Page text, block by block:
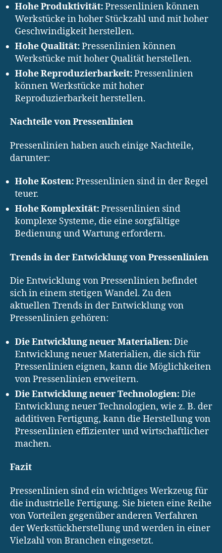
Hohe Produktivität:Pressenlinien können
Werkstücke in hoher Stückzahl und mit hoher
Geschwindigkeit herstellen.
Hohe Qualität:Pressenlinien können
Werkstücke mit hoher Qualität herstellen.
Hohe Reproduzierbarkeit:Pressenlinien
können Werkstücke mit hoher
Reproduzierbarkeit herstellen.
Nachteile von Pressenlinien
Pressenlinien haben auch einige Nachteile,
darunter:
Hohe Kosten:Pressenlinien sind in der Regel
teuer.
Hohe Komplexität:Pressenlinien sind
komplexe Systeme, die eine sorgfältige
Bedienung und Wartung erfordern.
Trends in der Entwicklung von Pressenlinien
Die Entwicklung von Pressenlinien befindet
sich in einem stetigen Wandel. Zu den
aktuellen Trends in der Entwicklung von
Pressenlinien gehören:
Die Entwicklung neuer Materialien:Die
Entwicklung neuer Materialien, die sich für
Pressenlinien eignen, kann die Möglichkeiten
von Pressenlinien erweitern.
Die Entwicklung neuer Technologien:Die
Entwicklung neuer Technologien, wie z. B. der
additiven Fertigung, kann die Herstellung von
Pressenlinien effizienter und wirtschaftlicher
machen.
Fazit
Pressenlinien sind ein wichtiges Werkzeug für
die industrielle Fertigung. Sie bieten eine Reihe
von Vorteilen gegenüber anderen Verfahren
der Werkstückherstellung und werden in einer
Vielzahl von Branchen eingesetzt.